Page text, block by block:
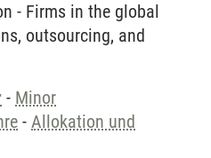
- Firms in the global
outsourcing, and
- Minor
- Allokation und